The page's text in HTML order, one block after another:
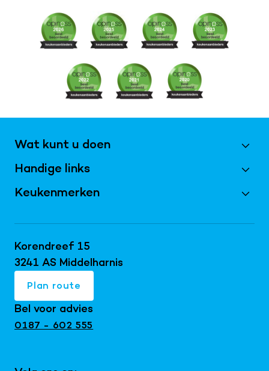
Wat kunt u doen
Maak een afspraak
Vraag magazine aan
Keukeninspiratie blog
Keukenshowroom
Handige links
Best Beoordeeld 2026
Keukenrenovatie
Maatwerk interieur
Exclusieve keukens
Keukenmerken
next125 keukens
Mereno keukens
Korendreef 15
3241 AS Middelharnis
Plan route
Bel voor advies
0187 - 602 555